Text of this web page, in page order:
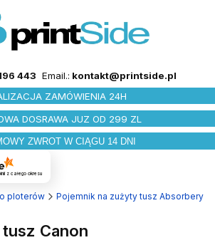
443 Email.: kontakt@printside.pl
ZAMÓWIENIA 24H
DOSRAWA JUZ OD 299 ZL
ZWROT W CIĄGU 14 DNI
z całego okresu
ploterów Pojemnik na zużyty tusz Absorbery
Canon